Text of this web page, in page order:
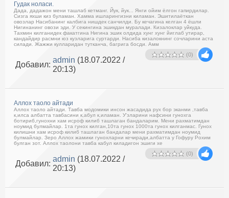
Гудак ноласи.
Дада, дадажон мени ташлаб кетманг. Йук, йук... Янги ойим ёлгон гапирдилар.
Сизга яхши киз буламан. Хамма ишларингизни киламан. Эшитилаёткан
овозлар Насибанинг калбига нишдек санчилди. Бу кечагина келган 4 ёшли
Нигинанинг овози эди. У секингина эшикдан муралади. Кизалоклар уйкуда.
Тахмин килганидек факатгина Нигина эшик олдида хунг хунг йиглаб утирар,
кандайдир расмни юз кузларига суртарди. Насиба кизалокнинг сочларини аста
силади. Жажжи кулларидан тутканча, багрига босди. Амм
(0)
Добавил:
admin (18.07.2022 /
20:13)
Аллох таоло айтади
Аллох таоло айтади. Тавба модомики инсон жасадида рух бор эканми ,тавба
к,илса албатта тавбасини к,абул к,иламан. У'зларини нафсини гунохга
ботириб,гунохни хам исроф килиб ташлаган бандаларим. Мени рахматимдан
ноумид булмайлар. 1та гунох килган,10та гунох 1000та гунох килганмас. Гунох
килишни хам исроф килиб ташлаган бандалар мени рахматимдан ноумид
булмайлар. Зеро Аллох жамики гунохларни кечиради,албатта у Гофуру Рохим
булган зот. Аллох таолони тавба кабул киладигон эшиги хе
(0)
Добавил:
admin (18.07.2022 /
20:13)